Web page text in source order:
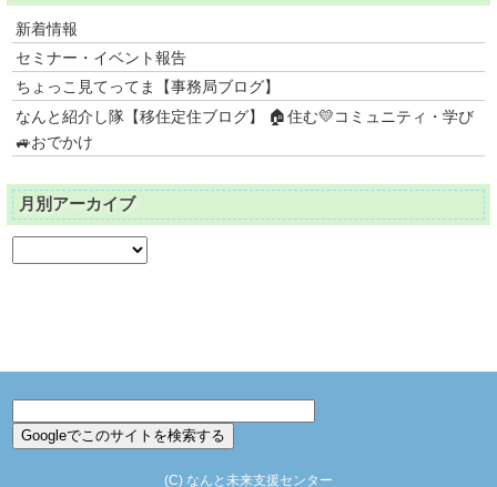
新着情報
セミナー・イベント報告
ちょっこ見てってま【事務局ブログ】
なんと紹介し隊【移住定住ブログ】 🏠住む💛コミュニティ・学び
🚙おでかけ
月別アーカイブ
(C) なんと未来支援センター